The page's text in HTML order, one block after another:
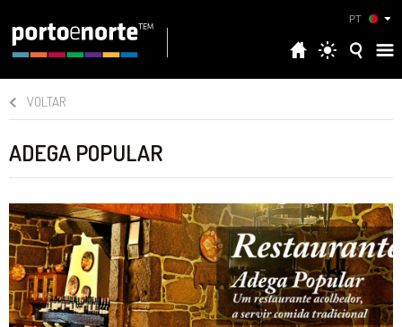
PT
VOLTAR
ADEGA POPULAR